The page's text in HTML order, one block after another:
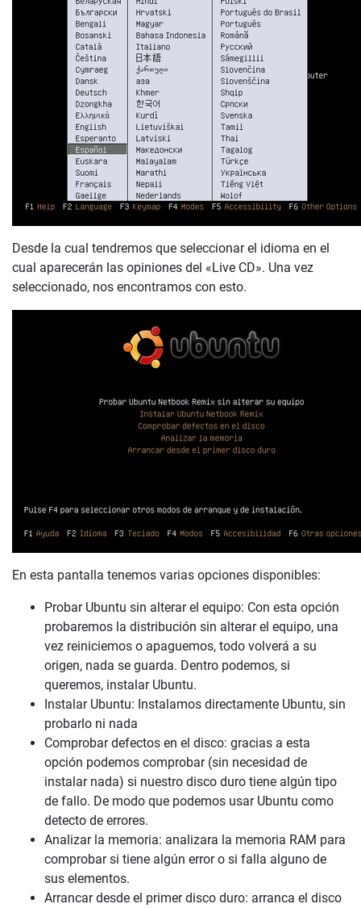
Desde la cual tendremos que seleccionar el idioma en el
cual aparecerán las opiniones del «Live CD». Una vez
seleccionado, nos encontramos con esto.
En esta pantalla tenemos varias opciones disponibles:
Probar Ubuntu sin alterar el equipo: Con esta opción
probaremos la distribución sin alterar el equipo, una
vez reiniciemos o apaguemos, todo volverá a su
origen, nada se guarda. Dentro podemos, si
queremos, instalar Ubuntu.
Instalar Ubuntu: Instalamos directamente Ubuntu, sin
probarlo ni nada
Comprobar defectos en el disco: gracias a esta
opción podemos comprobar (sin necesidad de
instalar nada) si nuestro disco duro tiene algún tipo
de fallo. De modo que podemos usar Ubuntu como
detecto de errores.
Analizar la memoria: analizara la memoria RAM para
comprobar si tiene algún error o si falla alguno de
sus elementos.
Arrancar desde el primer disco duro: arranca el disco